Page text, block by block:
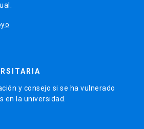
y consejo si se ha vulnerado
en la universidad.